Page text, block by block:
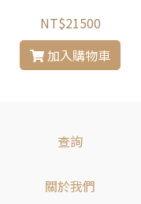
NT$21500
加入購物車
查詢
關於我們